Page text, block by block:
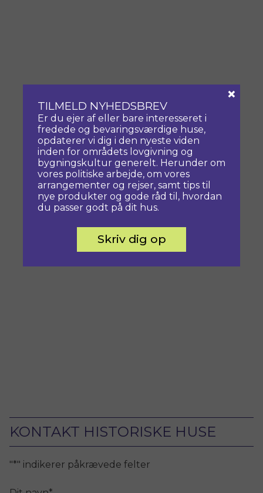
KONTAKT HISTORISKE HUSE
"*" indikerer påkrævede felter
TILMELD NYHEDSBREV
Er du ejer af eller bare interesseret i
fredede og bevaringsværdige huse,
opdaterer vi dig i den nyeste viden
inden for områdets lovgivning og
bygningskultur generelt. Herunder om
vores politiske arbejde, om vores
arrangementer og rejser, samt tips til
nye produkter og gode råd til, hvordan
du passer godt på dit hus.
Skriv dig op
×